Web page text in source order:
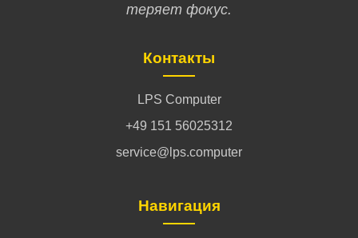
теряет фокус.
Контакты
LPS Computer
+49 151 56025312
service@lps.computer
Навигация